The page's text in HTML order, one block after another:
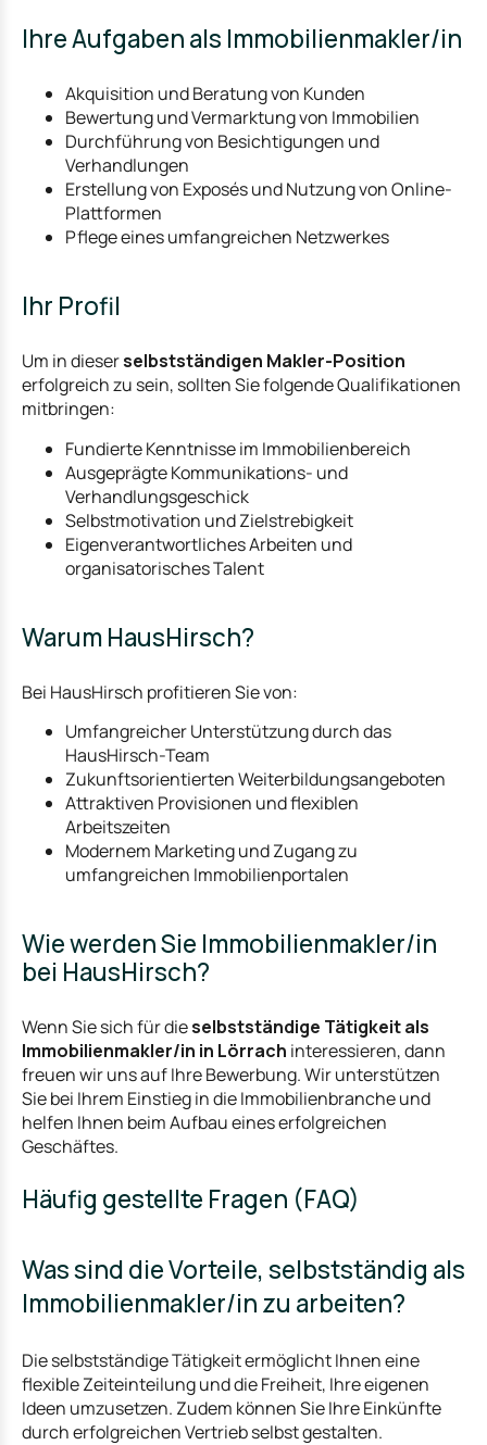
Ihre Aufgaben als Immobilienmakler/in
Akquisition und Beratung von Kunden
Bewertung und Vermarktung von Immobilien
Durchführung von Besichtigungen und
Verhandlungen
Erstellung von Exposés und Nutzung von Online-
Plattformen
Pflege eines umfangreichen Netzwerkes
Ihr Profil
Um in dieserselbstständigen Makler-Position
erfolgreich zu sein, sollten Sie folgende Qualifikationen
mitbringen:
Fundierte Kenntnisse im Immobilienbereich
Ausgeprägte Kommunikations- und
Verhandlungsgeschick
Selbstmotivation und Zielstrebigkeit
Eigenverantwortliches Arbeiten und
organisatorisches Talent
Warum HausHirsch?
Bei HausHirsch profitieren Sie von:
Umfangreicher Unterstützung durch das
HausHirsch-Team
Zukunftsorientierten Weiterbildungsangeboten
Attraktiven Provisionen und flexiblen
Arbeitszeiten
Modernem Marketing und Zugang zu
umfangreichen Immobilienportalen
Wie werden Sie Immobilienmakler/in
bei HausHirsch?
Wenn Sie sich für dieselbstständige Tätigkeit als
Immobilienmakler/in in Lörrach interessieren, dann
freuen wir uns auf Ihre Bewerbung. Wir unterstützen
Sie bei Ihrem Einstieg in die Immobilienbranche und
helfen Ihnen beim Aufbau eines erfolgreichen
Geschäftes.
Häufig gestellte Fragen (FAQ)
Was sind die Vorteile, selbstständig als
Immobilienmakler/in zu arbeiten?
Die selbstständige Tätigkeit ermöglicht Ihnen eine
flexible Zeiteinteilung und die Freiheit, Ihre eigenen
Ideen umzusetzen. Zudem können Sie Ihre Einkünfte
durch erfolgreichen Vertrieb selbst gestalten.